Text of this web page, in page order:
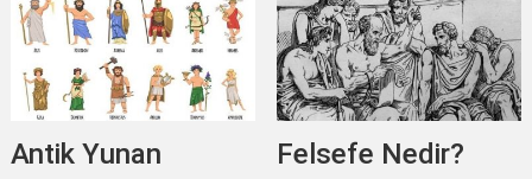
Antik Yunan
Felsefe Nedir?